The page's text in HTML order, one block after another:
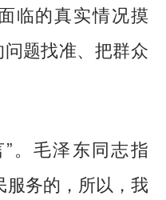
临的真实情况摸
题找准、把群众
毛泽东同志指
服务的，所以，我